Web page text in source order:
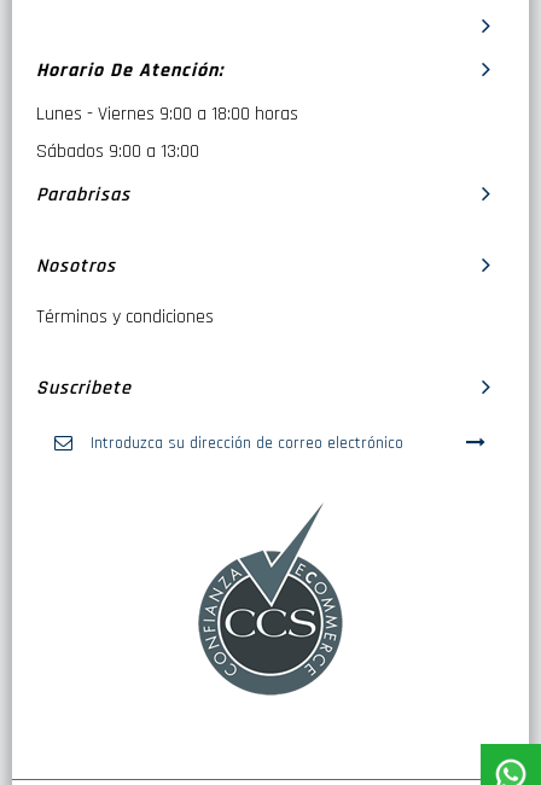
Horario De Atención:
Lunes - Viernes 9:00 a 18:00 horas
Sábados 9:00 a 13:00
Parabrisas
Nosotros
Términos y condiciones
Suscribete